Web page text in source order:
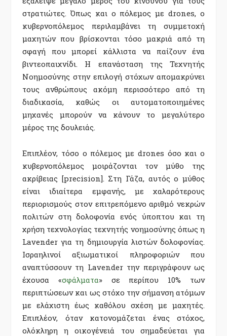
στρατιώτες. Όπως και ο πόλεμος με drones, ο
κυβερνοπόλεμος περιλαμβάνει τη συμμετοχή
μαχητών που βρίσκονται τόσο μακριά από τη
σφαγή που μπορεί κάλλιστα να παίζουν ένα
βιντεοπαιχνίδι. Η επανάσταση της Τεχνητής
Νοημοσύνης στην επιλογή στόχων απομακρύνει
τους ανθρώπους ακόμη περισσότερο από τη
διαδικασία, καθώς οι αυτοματοποιημένες
μηχανές μπορούν να κάνουν το μεγαλύτερο
μέρος της δουλειάς.
Επιπλέον, τόσο ο πόλεμος με drones όσο και ο
κυβερνοπόλεμος μοιράζονται τον μύθο της
ακρίβειας [precision]. Στη Γάζα, αυτός ο μύθος
είναι ιδιαίτερα εμφανής, με χαλαρότερους
περιορισμούς στον επιτρεπόμενο αριθμό νεκρών
πολιτών στη δολοφονία ενός ύποπτου και τη
χρήση τεχνολογίας τεχνητής νοημοσύνης όπως η
Lavender για τη δημιουργία λιστών δολοφονίας.
Ισραηλινοί αξιωματικοί πληροφοριών που
αναπτύσσουν τη Lavender την περιγράφουν ως
έχουσα «σφάλματα» σε περίπου 10% των
περιπτώσεων και ως στόχο την σήμανση ατόμων
με ελάχιστη έως καθόλου σχέση με μαχητές.
Επιπλέον, όταν κατονομάζεται ένας στόχος,
ολόκληρη η οικογένειά του σημαδεύεται για